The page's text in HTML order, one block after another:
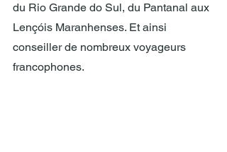
du Rio Grande do Sul, du Pantanal aux
Lençóis Maranhenses. Et ainsi
conseiller de nombreux voyageurs
francophones.